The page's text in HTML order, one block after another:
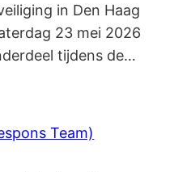
in Den Haag
23 mei 2026
tijdens de…
Team)